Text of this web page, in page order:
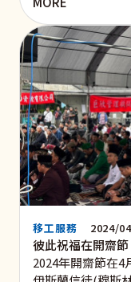
移工服務 2024/
彼此祝福在開齋節
2024年開齋節在4